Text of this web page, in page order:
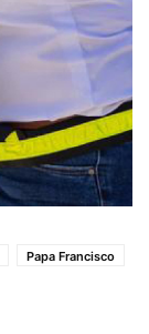
Papa Francisco